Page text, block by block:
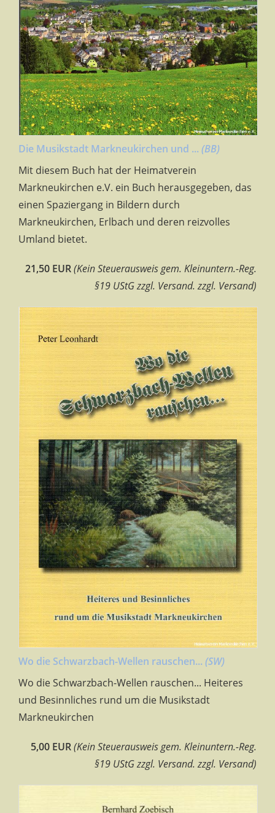
Die Musikstadt Markneukirchen und ... (BB)
Mit diesem Buch hat der Heimatverein
Markneukirchen e.V. ein Buch herausgegeben, das
einen Spaziergang in Bildern durch
Markneukirchen, Erlbach und deren reizvolles
Umland bietet.
21,50 EUR(Kein Steuerausweis gem. Kleinuntern.-Reg.
§19 UStG zzgl. Versand. zzgl. Versand)
Wo die Schwarzbach-Wellen rauschen... (SW)
Wo die Schwarzbach-Wellen rauschen... Heiteres
und Besinnliches rund um die Musikstadt
Markneukirchen
5,00 EUR(Kein Steuerausweis gem. Kleinuntern.-Reg.
§19 UStG zzgl. Versand. zzgl. Versand)